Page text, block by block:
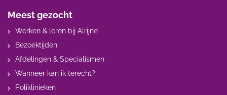
Meest gezocht
Werken & leren bij Alrijne
Bezoektijden
Afdelingen & Specialismen
Wanneer kan ik terecht?
Poliklinieken